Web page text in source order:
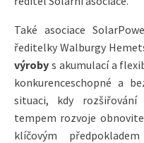
Také asociace
ředitelky Walburgy
výroby s akumulací a
konkurenceschopné a
situaci, kdy
tempem rozvoje
klíčovým